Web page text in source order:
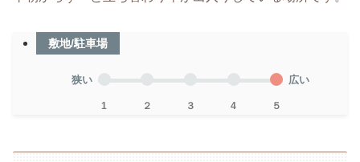
敷地/駐車場
狭い
1 ２ ３ 4 ５
広い